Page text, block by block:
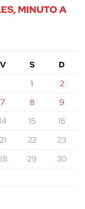
MINUTO A
V S
D
1
2
7 8
9
15
16
21 22
23
29
30